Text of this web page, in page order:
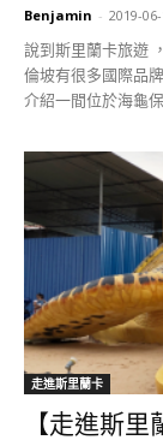
Benjamin - 2019-
說到斯里蘭卡旅遊
倫坡有很多國際品
介紹一間位於海龜
走進斯里蘭卡
【走進斯